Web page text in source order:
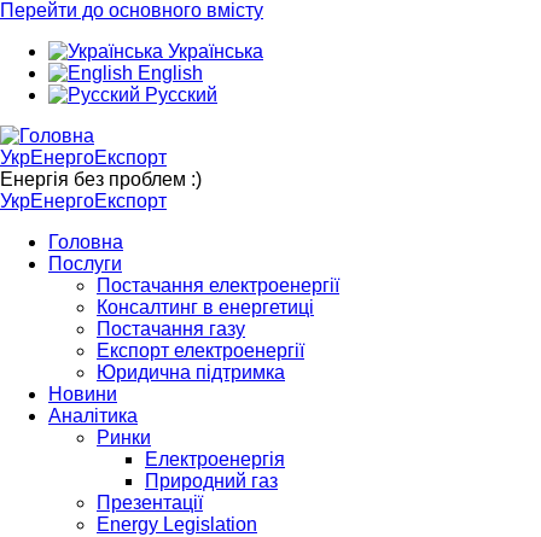
Перейти до основного вмісту
Українська
English
Русский
УкрЕнергоЕкспорт
Енергія без проблем :)
УкрЕнергоЕкспорт
Головна
Послуги
Постачання електроенергії
Консалтинг в енергетиці
Постачання газу
Експорт електроенергії
Юридична підтримка
Новини
Аналітика
Ринки
Електроенергія
Природний газ
Презентації
Energy Legislation